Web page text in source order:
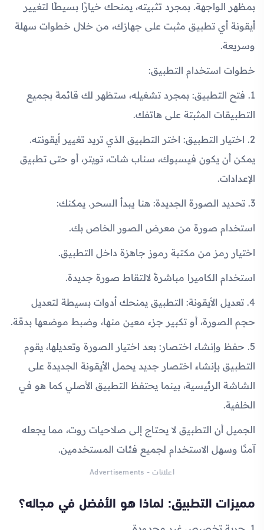
بمظهر الواجهة. بمجرد تثبيته، يمنحك خيارًا بسيطًا لتغيير
أيقونة أي تطبيق مثبت على جهازك، من خلال خطوات سهلة
وسريعة.
خطوات استخدام التطبيق:
1. فتح التطبيق: بمجرد تشغيله، ستظهر لك قائمة بجميع
التطبيقات المثبتة على هاتفك.
2. اختيار التطبيق: اختر التطبيق الذي تريد تغيير أيقونته.
يمكن أن يكون فيسبوك، سناب شات، تويتر، أو حتى تطبيق
الإعدادات.
3. تحديد الصورة الجديدة: هنا يبدأ السحر. يمكنك:
استخدام صورة من معرض الصور الخاص بك.
اختيار رمز من مكتبة رموز جاهزة داخل التطبيق.
استخدام الكاميرا مباشرةً لالتقاط صورة جديدة.
4. تعديل الأيقونة: التطبيق يمنحك أدوات بسيطة لتعديل
حجم الصورة، أو تكبير جزء معين منها، وضبط موضعها بدقة.
5. حفظ وإنشاء اختصار: بعد اختيار الصورة وتعديلها، يقوم
التطبيق بإنشاء اختصار جديد يحمل الأيقونة الجديدة على
الشاشة الرئيسية، بينما يحتفظ التطبيق الأصلي كما هو في
الخلفية.
الجميل أن التطبيق لا يحتاج إلى صلاحيات روت، مما يجعله
آمنًا وسهل الاستخدام لجميع فئات المستخدمين.
اعلانات - Advertisements
مميزات التطبيق: لماذا هو الأفضل في مجاله؟